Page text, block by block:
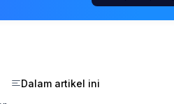
Dalam artikel ini